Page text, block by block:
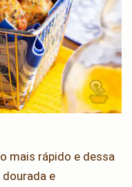
mais rápido e dessa
e